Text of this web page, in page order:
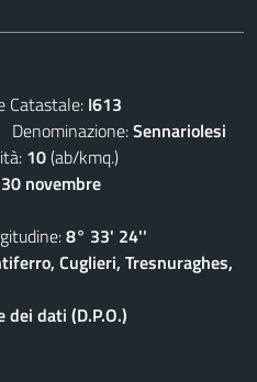
Catastale: I613
Denominazione:Sennariolesi
10(ab/kmq.)
novembre
8° 33' 24''
Cuglieri, Tresnuraghes,
dati (D.P.O.)